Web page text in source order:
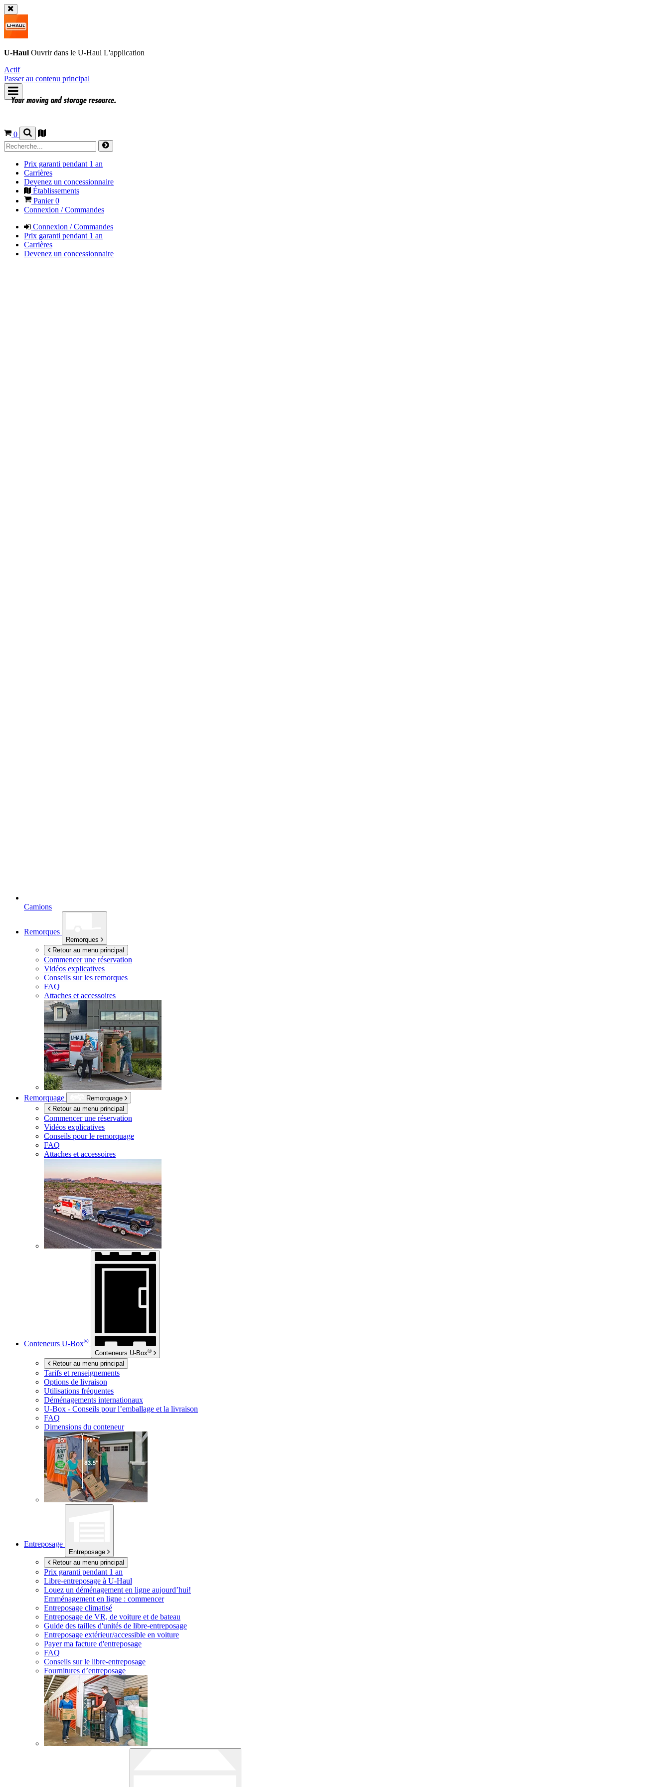
U-Haul Ouvrir dans le U-Haul L'application
Actif
Passer au contenu principal
0
Prix garanti pendant 1 an
Carrières
Devenez un concessionnaire
Établissements
Panier0
Connexion / Commandes
Connexion / Commandes
Prix garanti pendant 1 an
Carrières
Devenez un concessionnaire
Camions
Remorques
Remorques
Retour au menu principal
Commencer une réservation
Vidéos explicatives
Conseils sur les remorques
FAQ
Attaches et accessoires
Remorquage
Remorquage
Retour au menu principal
Commencer une réservation
Vidéos explicatives
Conseils pour le remorquage
FAQ
Attaches et accessoires
Conteneurs U-Box®
Conteneurs U-Box®
Retour au menu principal
Tarifs et renseignements
Options de livraison
Utilisations fréquentes
Déménagements internationaux
U-Box - Conseils pour l’emballage et la livraison
FAQ
Dimensions du conteneur
Entreposage
Entreposage
Retour au menu principal
Prix garanti pendant 1 an
Libre-entreposage à U-Haul
Louez un déménagement en ligne aujourd’hui!
Emménagement en ligne : commencer
Entreposage climatisé
Entreposage de VR, de voiture et de bateau
Guide des tailles d'unités de libre-entreposage
Entreposage extérieur/accessible en voiture
Payer ma facture d'entreposage
FAQ
Conseils sur le libre-entreposage
Fournitures d’entreposage